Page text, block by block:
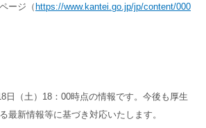
ージ（ https://www.kantei.go.jp/jp/content/000
日（土）18：00時点の情報です。今後も厚生
最新情報等に基づき対応いたします。